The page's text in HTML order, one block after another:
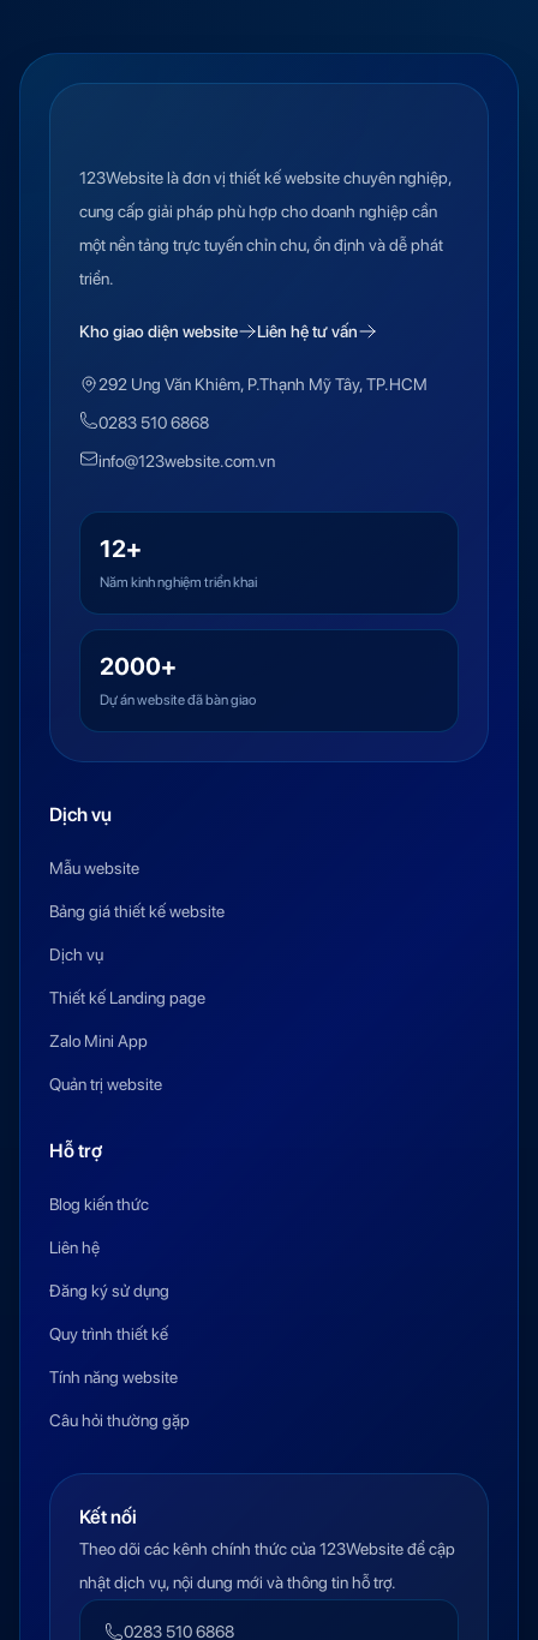
123Website là đơn vị thiết kế website chuyên nghiệp,
cung cấp giải pháp phù hợp cho doanh nghiệp cần
một nền tảng trực tuyến chỉn chu, ổn định và dễ phát
triển.
Kho giao diện website Liên hệ tư vấn
292 Ung Văn Khiêm, P.Thạnh Mỹ Tây, TP.HCM
0283 510 6868
info@123website.com.vn
12+
Năm kinh nghiệm triển khai
2000+
Dự án website đã bàn giao
Dịch vụ
Mẫu website
Bảng giá thiết kế website
Dịch vụ
Thiết kế Landing page
Zalo Mini App
Quản trị website
Hỗ trợ
Blog kiến thức
Liên hệ
Đăng ký sử dụng
Quy trình thiết kế
Tính năng website
Câu hỏi thường gặp
Kết nối
Theo dõi các kênh chính thức của 123Website để cập
nhật dịch vụ, nội dung mới và thông tin hỗ trợ.
0283 510 6868